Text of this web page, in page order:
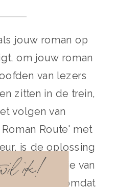
jouw roman op
om jouw roman
van lezers
zitten in de trein,
volgen van
Route' met
is de oplossing
beste versie van
schrijven omdat
ik!